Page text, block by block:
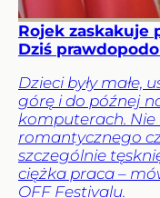
Rojek zaskakuje
Dziś
Dzieci były małe,
górę i do późnej
komputerach.
romantycznego
szczególnie
ciężka praca –
OFF Festivalu.